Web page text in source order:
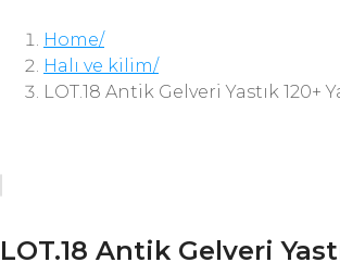
Home
Halı ve kilim
LOT.18 Antik Gelveri Yastık 120+
LOT.18 Antik Gelveri